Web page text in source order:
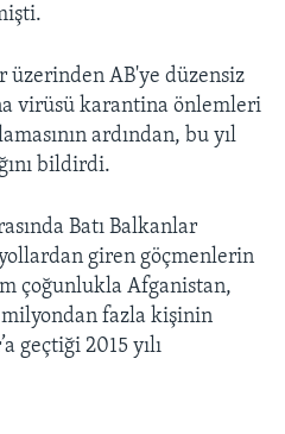
üzerinden AB'ye düzensiz
virüsü karantina önlemleri
ardından, bu yıl
bildirdi.
Batı Balkanlar
giren göçmenlerin
çoğunlukla Afganistan,
fazla kişinin
geçtiği 2015 yılı